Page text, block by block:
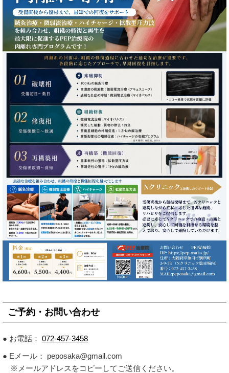
ご予約・お問い合わせ
● お電話：072-457-3458
● Eメール： peposaka@gmail.com
※メールアドレスをコピーしてご送信ください。